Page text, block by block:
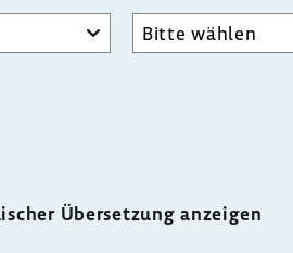
Übersetzung anzeigen